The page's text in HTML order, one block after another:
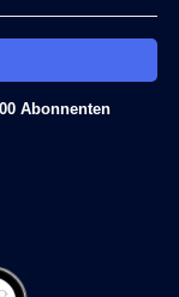
Abonnenten